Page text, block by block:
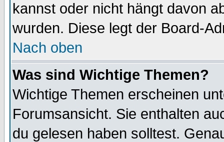
kannst oder nicht hängt davon
wurden. Diese legt der Board-
Nach oben
Was sind Wichtige Themen?
Wichtige Themen erscheinen
Forumsansicht. Sie enthalten
du gelesen haben solltest.